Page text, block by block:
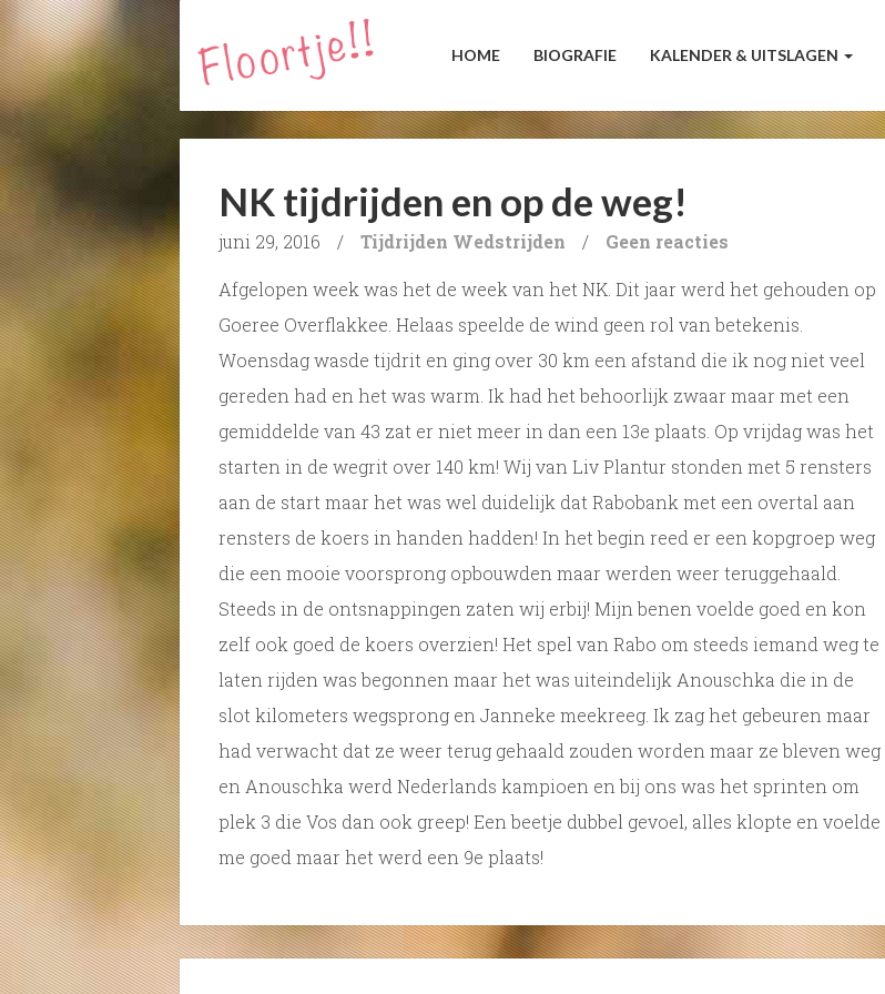
HOME BIOGRAFIE KALENDER & UITSLAGEN
NK tijdrijden en op de weg!
juni 29, 2016 / Tijdrijden Wedstrijden / Geen reacties
Afgelopen week was het de week van het NK. Dit jaar werd het gehouden op
Goeree Overflakkee. Helaas speelde de wind geen rol van betekenis.
Woensdag wasde tijdrit en ging over 30 km een afstand die ik nog niet veel
gereden had en het was warm. Ik had het behoorlijk zwaar maar met een
gemiddelde van 43 zat er niet meer in dan een 13e plaats. Op vrijdag was het
starten in de wegrit over 140 km! Wij van Liv Plantur stonden met 5 rensters
aan de start maar het was wel duidelijk dat Rabobank met een overtal aan
rensters de koers in handen hadden! In het begin reed er een kopgroep weg
die een mooie voorsprong opbouwden maar werden weer teruggehaald.
Steeds in de ontsnappingen zaten wij erbij! Mijn benen voelde goed en kon
zelf ook goed de koers overzien! Het spel van Rabo om steeds iemand weg te
laten rijden was begonnen maar het was uiteindelijk Anouschka die in de
slot kilometers wegsprong en Janneke meekreeg. Ik zag het gebeuren maar
had verwacht dat ze weer terug gehaald zouden worden maar ze bleven weg
en Anouschka werd Nederlands kampioen en bij ons was het sprinten om
plek 3 die Vos dan ook greep! Een beetje dubbel gevoel, alles klopte en voelde
me goed maar het werd een 9e plaats!